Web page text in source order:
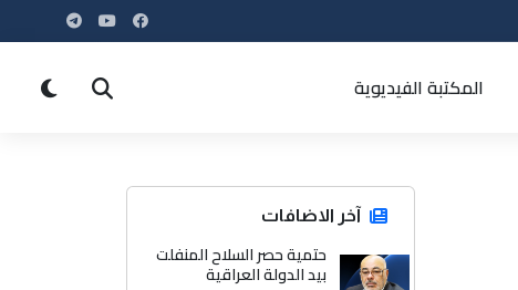
المكتبة الفيديوية
آخر الاضافات
حتمية حصر السلاح المنفلت
بيد الدولة العراقية